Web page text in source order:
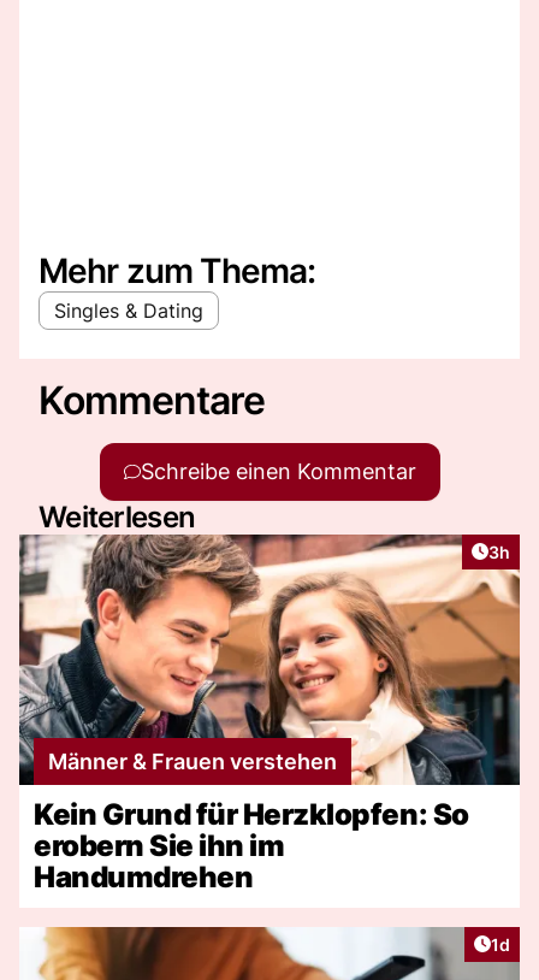
Mehr zum Thema:
Singles & Dating
Kommentare
Schreibe einen Kommentar
Weiterlesen
3h
Männer & Frauen verstehen
Kein Grund für Herzklopfen: So
erobern Sie ihn im
Handumdrehen
1d